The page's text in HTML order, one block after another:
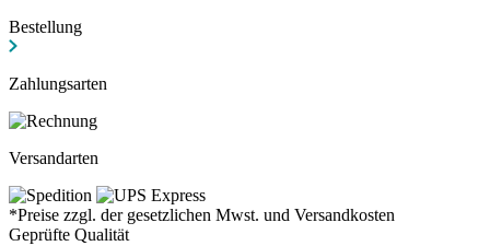
Bestellung
Zahlungsarten
Versandarten
*Preise zzgl. der gesetzlichen Mwst. und Versandkosten
Geprüfte Qualität